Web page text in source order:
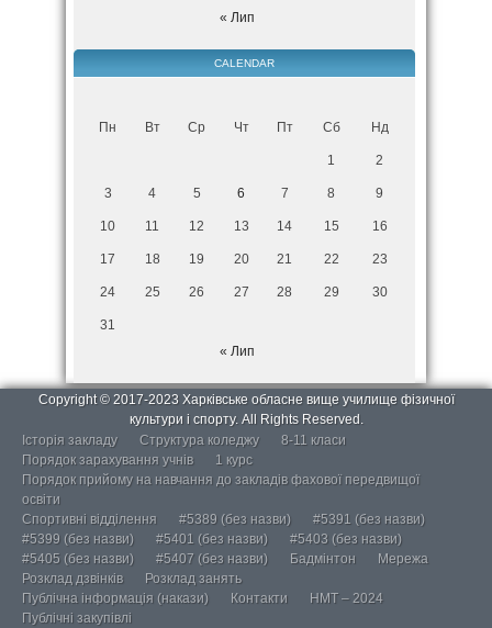
« Лип
CALENDAR
Пн Вт Ср Чт Пт Сб Нд
1 2
3 4 5 6 7 8 9
10 11 12 13 14 15 16
17 18 19 20 21 22 23
24 25 26 27 28 29 30
31
« Лип
Copyright © 2017-2023 Харківське обласне вище училище фізичної
культури і спорту. All Rights Reserved.
Історія закладу
Структура коледжу
8-11 класи
Порядок зарахування учнів
1 курс
Порядок прийому на навчання до закладів фахової передвищої
освіти
Спортивні відділення
#5389 (без назви)
#5391 (без назви)
#5399 (без назви)
#5401 (без назви)
#5403 (без назви)
#5405 (без назви)
#5407 (без назви) Бадмінтон
Мережа
Розклад дзвінків
Розклад занять
Публічна інформація (накази)
Контакти
НМТ – 2024
Публічні закупівлі